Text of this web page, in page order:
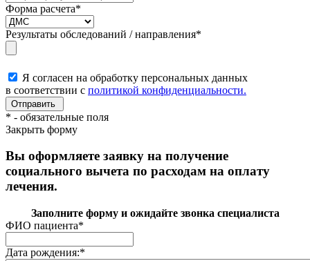
Форма расчета*
Результаты обследований / направления*
Я согласен на обработку персональных данных
в соответствии с политикой конфиденциальности.
* - обязательные поля
Закрыть форму
Вы оформляете заявку на получение
социального вычета по расходам на оплату
лечения.
Заполните форму и ожидайте звонка специалиста
ФИО пациента*
Дата рождения:*